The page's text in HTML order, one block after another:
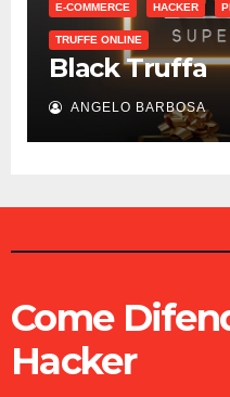
E-COMMERCE HACKER
TRUFFE ONLINE
Black Truffa
ANGELO BARBOSA
Come
Hacker